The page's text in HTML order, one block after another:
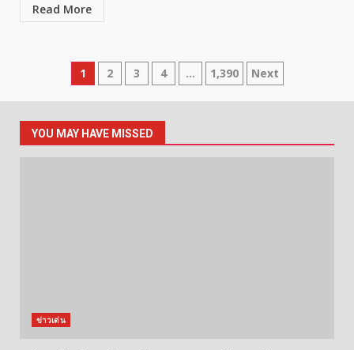
Read More
Posts
pagination
1 2 3 4 … 1,390 Next
YOU MAY HAVE MISSED
ข่าวเด่น